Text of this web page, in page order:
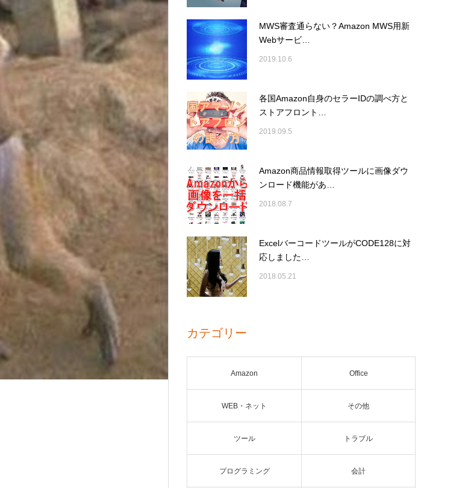
MWS審査通らない？Amazon MWS用新
Webサービ…
2019.10.6
各国Amazon自身のセラーIDの調べ方と
ストアフロント…
2019.09.5
Amazon商品情報取得ツールに画像ダウ
ンロード機能があ…
2018.08.7
ExcelバーコードツールがCODE128に対
応しました…
2018.05.21
カテゴリー
Amazon Office
WEB・ネット その他
ツール トラブル
プログラミング 会計